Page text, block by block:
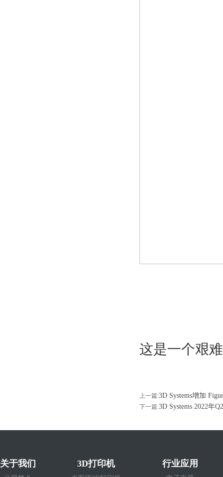
这是一个艰
上一篇:3D Systems增加
下一篇:3D Systems 2022年
关于我们 3D打印机 行业应用